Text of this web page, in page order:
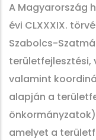
A Magyarország
évi CLXXXIX.
Szabolcs-
területfejlesztési,
valamint
alapján a
amelyet a